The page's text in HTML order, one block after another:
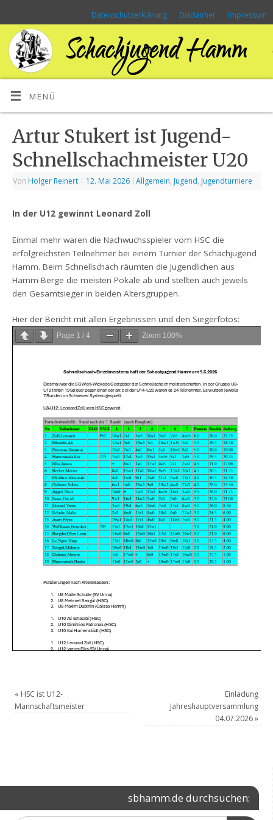
Datenschutzerklärung Disclaimer Impressum
MENÜ
Artur Stukert ist Jugend-
Schnellschachmeister U20
Von Holger Reinert | 12. Mai 2026 |Allgemein, Jugend, Jugendturniere
In der U12 gewinnt Leonard Zoll
Einmal mehr waren die Nachwuchsspieler vom HSC die
erfolgreichsten Teilnehmer bei einem Turnier der Schachjugend
Hamm. Beim Schnellschach räumten die Jugendlichen aus
Hamm-Berge die meisten Pokale ab und stellten auch jeweils
den Gesamtsieger in beiden Altersgruppen.
Hier der Bericht mit allen Ergebnissen und den Siegerfotos:
Page 1 /4 Zoom 100%
« HSC ist U12-
Mannschaftsmeister
Einladung
Jahreshauptversammlung
04.07.2026»
sbhamm.de durchsuchen: